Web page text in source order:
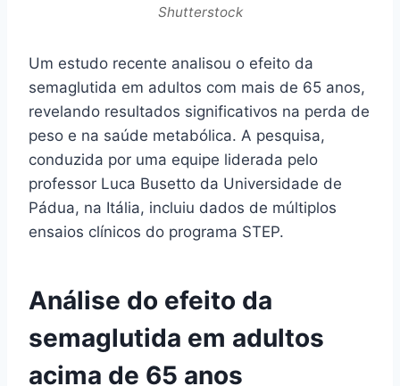
Shutterstock
Um estudo recente analisou o efeito da
semaglutida em adultos com mais de 65 anos,
revelando resultados significativos na perda de
peso e na saúde metabólica. A pesquisa,
conduzida por uma equipe liderada pelo
professor Luca Busetto da Universidade de
Pádua, na Itália, incluiu dados de múltiplos
ensaios clínicos do programa STEP.
Análise do efeito da
semaglutida em adultos
acima de 65 anos